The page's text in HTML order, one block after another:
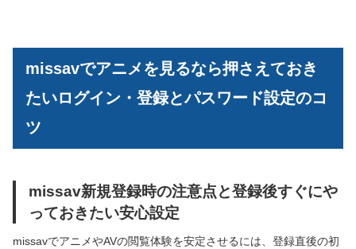
missavでアニメを見るなら押さえておき
たいログイン・登録とパスワード設定のコ
ツ
missav新規登録時の注意点と登録後すぐにや
っておきたい安心設定
missavでアニメやAVの閲覧体験を安定させるには、登録直後の初